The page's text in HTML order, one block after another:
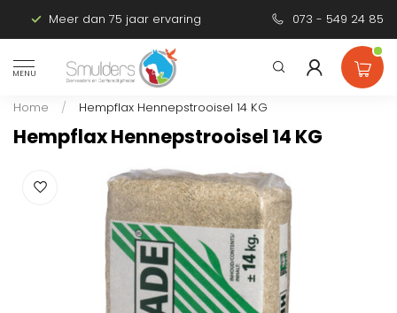
Meer dan 75 jaar ervaring Persoonlijk
073 - 549 24 85
MENU
Home / Hempflax Hennepstrooisel 14 KG
Hempflax Hennepstrooisel 14 KG